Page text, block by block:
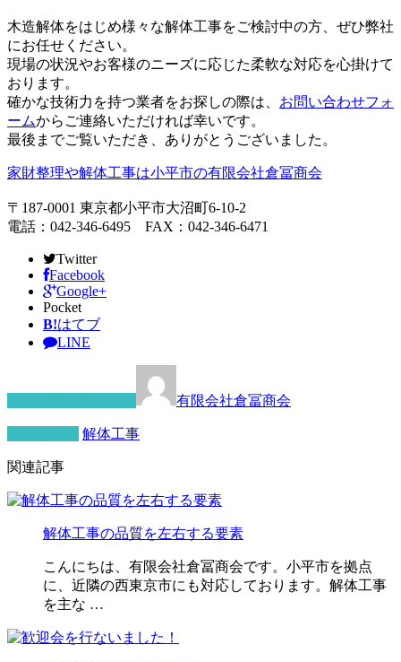
木造解体をはじめ様々な解体工事をご検討中の方、ぜひ弊社
にお任せください。
現場の状況やお客様のニーズに応じた柔軟な対応を心掛けて
おります。
確かな技術力を持つ業者をお探しの際は、 お問い合わせフォ
ームからご連絡いただければ幸いです。
最後までご覧いただき、ありがとうございました。
家財整理や解体工事は小平市の有限会社倉冨商会
〒187-0001 東京都小平市大沼町6-10-2
電話：042-346-6495 FAX：042-346-6471
Twitter
Facebook
Google+
Pocket
B!はてブ
LINE
有限会社倉冨商会
解体工事
関連記事
解体工事の品質を左右する要素
こんにちは、有限会社倉冨商会です。小平市を拠点
に、近隣の西東京市にも対応しております。解体工事
を主な …